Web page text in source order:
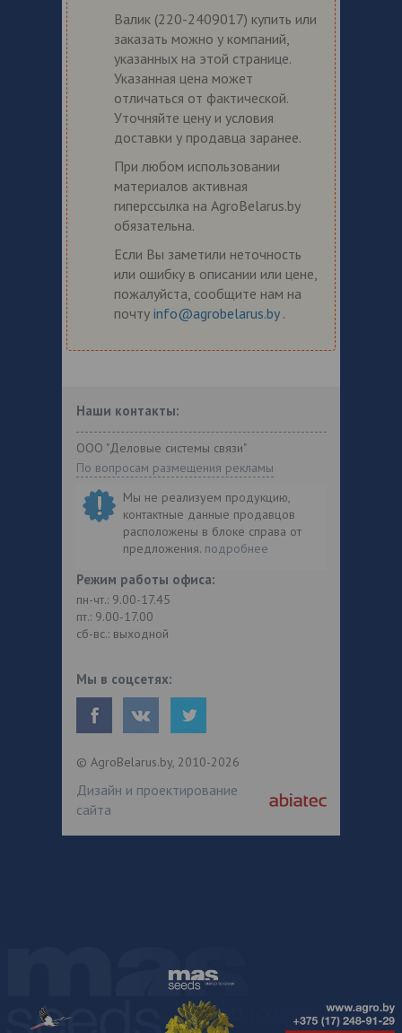
Валик (220-2409017) купить или
заказать можно у компаний,
указанных на этой странице.
Указанная цена может
отличаться от фактической.
Уточняйте цену и условия
доставки у продавца заранее.
При любом использовании
материалов активная
гиперссылка на AgroBelarus.by
обязательна.
Если Вы заметили неточность
или ошибку в описании или цене,
пожалуйста, сообщите нам на
почту info@agrobelarus.by .
Наши контакты:
ООО "Деловые системы связи"
По вопросам размещения рекламы
Мы не реализуем продукцию,
контактные данные продавцов
расположены в блоке справа от
предложения. подробнее
Режим работы офиса:
пн-чт.: 9.00-17.45
пт.: 9.00-17.00
сб-вс.: выходной
Мы в соцсетях:
© AgroBelarus.by, 2010-2026
Дизайн и проектирование
сайта